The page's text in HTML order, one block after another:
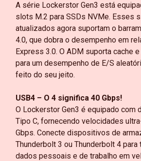
A série Lockerstor Gen3 está
slots M.2 para SSDs NVMe. Esses
atualizados agora suportam o
4.0, que dobra o desempenho em
Express 3.0. O ADM suporta cache
para um desempenho de E/S
feito do seu jeito.
USB4 – O 4 significa 40 Gbps!
O Lockerstor Gen3 é equipado com
Tipo C, fornecendo velocidades
Gbps. Conecte dispositivos de
Thunderbolt 3 ou Thunderbolt 4
dados pessoais e de trabalho em